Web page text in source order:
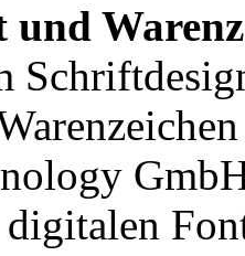
digitalen